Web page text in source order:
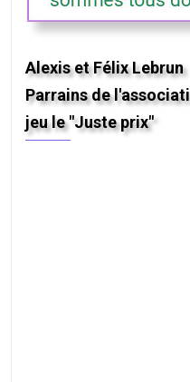
Alexis et Félix Lebrun
Parrains de
jeu le "Juste prix"